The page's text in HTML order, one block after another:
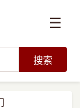
☰
搜索